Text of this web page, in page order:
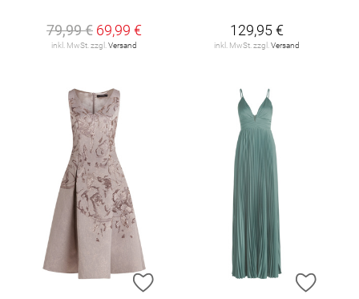
79,99 € 69,99 €
inkl. MwSt. zzgl.Versand
129,95 €
inkl. MwSt. zzgl.Versand
ZUR WUNSCHLISTE HINZUFÜGEN
ZUR